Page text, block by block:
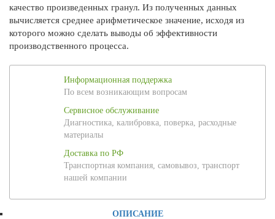
качество произведенных гранул. Из полученных данных
вычисляется среднее арифметическое значение, исходя из
которого можно сделать выводы об эффективности
производственного процесса.
Информационная поддержка
По всем возникающим вопросам
Сервисное обслуживание
Диагностика, калибровка, поверка, расходные
материалы
Доставка по РФ
Транспортная компания, самовывоз, транспорт
нашей компании
ОПИСАНИЕ